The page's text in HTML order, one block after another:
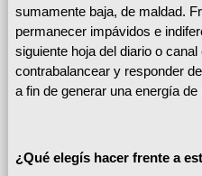
sumamente baja, de maldad.
permanecer impávidos e
siguiente hoja del diario o
contrabalancear y responder
a fin de generar una energía de
¿Qué elegís hacer frente a